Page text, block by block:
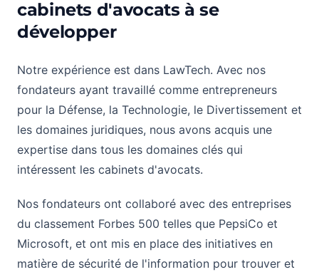
cabinets d'avocats à se
développer
Notre expérience est dans LawTech. Avec nos
fondateurs ayant travaillé comme entrepreneurs
pour la Défense, la Technologie, le Divertissement et
les domaines juridiques, nous avons acquis une
expertise dans tous les domaines clés qui
intéressent les cabinets d'avocats.
Nos fondateurs ont collaboré avec des entreprises
du classement Forbes 500 telles que PepsiCo et
Microsoft, et ont mis en place des initiatives en
matière de sécurité de l'information pour trouver et